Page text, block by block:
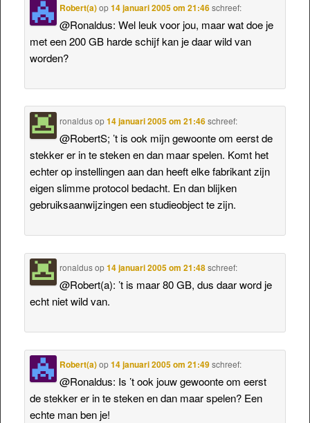
Robert(a)op14 januari 2005 om 21:46 schreef:
@Ronaldus: Wel leuk voor jou, maar wat doe je
met een 200 GB harde schijf kan je daar wild van
worden?
ronaldusop14 januari 2005 om 21:46 schreef:
@RobertS; ’t is ook mijn gewoonte om eerst de
stekker er in te steken en dan maar spelen. Komt het
echter op instellingen aan dan heeft elke fabrikant zijn
eigen slimme protocol bedacht. En dan blijken
gebruiksaanwijzingen een studieobject te zijn.
ronaldusop14 januari 2005 om 21:48 schreef:
@Robert(a): ’t is maar 80 GB, dus daar word je
echt niet wild van.
Robert(a)op14 januari 2005 om 21:49 schreef:
@Ronaldus: Is ’t ook jouw gewoonte om eerst
de stekker er in te steken en dan maar spelen? Een
echte man ben je!